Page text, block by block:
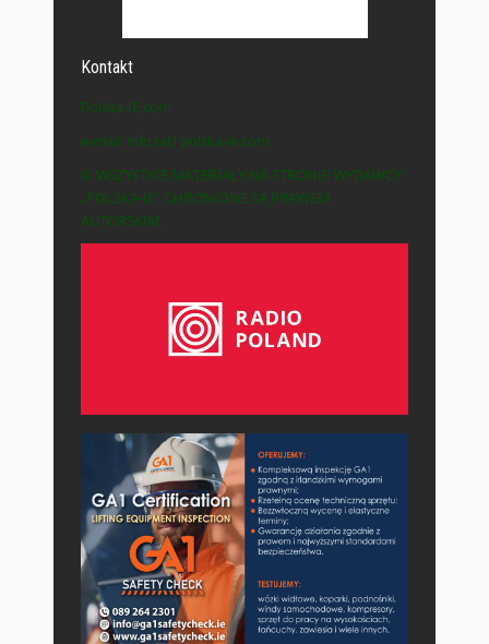
Kontakt
Polska-IE.com
e-mail: info (at) polska-ie.com
© WSZYSTKIE MATERIAŁY NA STRONIE WYDAWCY
„POLSKA-IE” CHRONIONE SĄ PRAWEM
AUTORSKIM.